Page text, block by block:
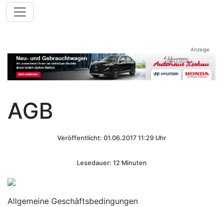
Anzeige
AGB
Veröffentlicht: 01.06.2017 11:29 Uhr
Lesedauer: 12 Minuten
Allgemeine Geschäftsbedingungen